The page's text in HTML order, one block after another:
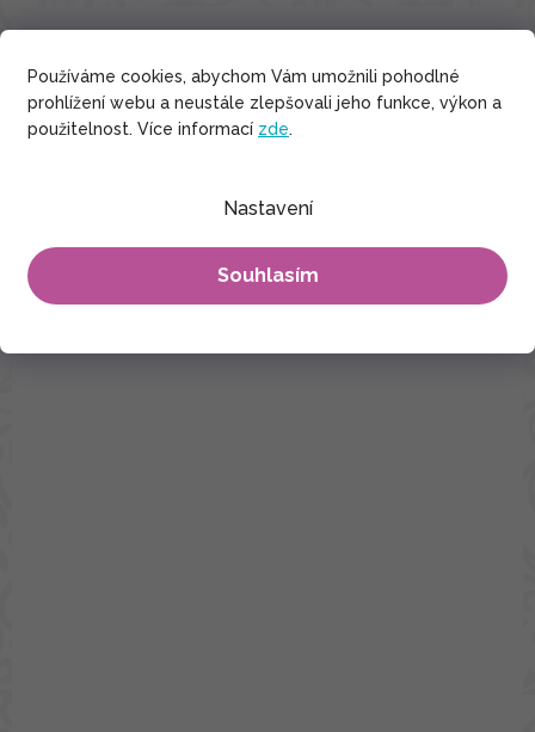
Používáme cookies, abychom Vám umožnili pohodlné
prohlížení webu a neustále zlepšovali jeho funkce, výkon a
použitelnost. Více informací zde.
Nastavení
Souhlasím